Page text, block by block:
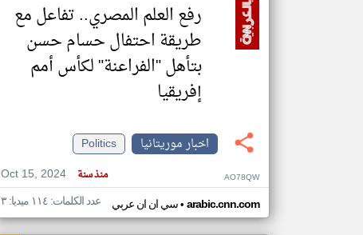
رفع العلم المصري.. تفاعل مع
طريقة احتفال حسام حسن
بتأهل "الفراعنة" لكأس أمم
إفريقيا
اخبار موريتانيا
Politics
Oct 15, 2024
منذ سنة AO78QW
سي ان ان عربي• arabic.cnn.com عدد الكلمات: ١١٤ ميديا: ٣